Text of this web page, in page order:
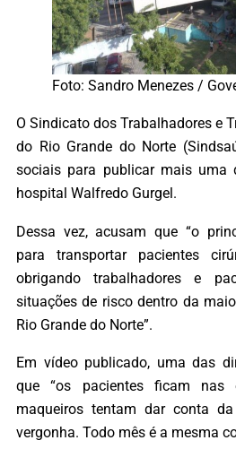
Foto: Sandro Menezes /
O Sindicato dos Trabalhadores e
do Rio Grande do Norte
sociais para publicar mais uma
hospital Walfredo Gurgel.
Dessa vez, acusam que “o
para transportar pacientes
obrigando trabalhadores e
situações de risco dentro da
Rio Grande do Norte”.
Em vídeo publicado, uma das
que “os pacientes ficam nas
maqueiros tentam dar conta
vergonha. Todo mês é a mesma